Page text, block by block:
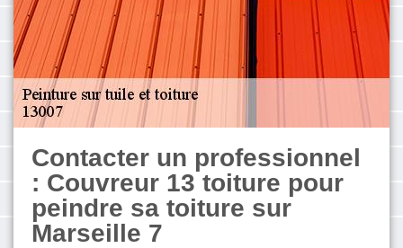
Contacter un professionnel
: Couvreur 13 toiture pour
peindre sa toiture sur
Marseille 7